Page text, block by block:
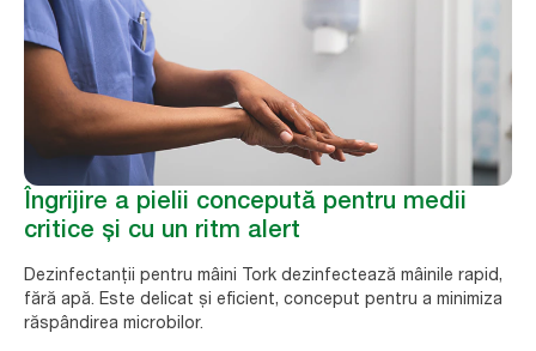
Îngrijire a pielii concepută pentru medii
critice și cu un ritm alert
Dezinfectanții pentru mâini Tork dezinfectează mâinile rapid,
fără apă. Este delicat și eficient, conceput pentru a minimiza
răspândirea microbilor.